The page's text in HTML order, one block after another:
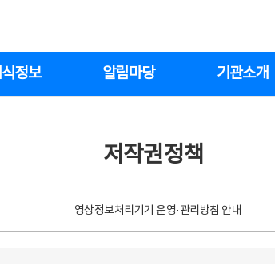
정보 알림마당 기관소개
저작권정책
영상정보처리기기 운영·관리방침 안내